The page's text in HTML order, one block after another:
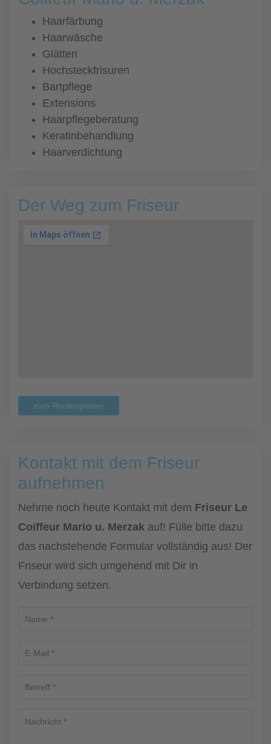
Haarfärbung
Haarwäsche
Glätten
Hochsteckfrisuren
Bartpflege
Extensions
Haarpflegeberatung
Keratinbehandlung
Haarverdichtung
Der Weg zum Friseur
zum Routenplaner
Kontakt mit dem Friseur
aufnehmen
Nehme noch heute Kontakt mit dem Friseur Le
Coiffeur Mario u. Merzak auf! Fülle bitte dazu
das nachstehende Formular vollständig aus! Der
Friseur wird sich umgehend mit Dir in
Verbindung setzen.